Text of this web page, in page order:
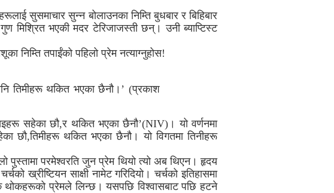
सुसमाचार सुन्न बोलाउनका निम्ति बुधबार र बिहिबार
मिश्रित भएकी मदर टेरिजाजस्ती छन्। उनी ब्याप्टिस्ट
निम्ति तपाईंको पहिलो प्रेम नत्याग्नुहोस!
तिमीहरू थकित भएका छैनौ।’ (प्रकाश
सहेका छौ,र थकित भएका छैनौ’(NIV)। यो वर्णनमा
छौ,तिमीहरू थकित भएका छैनौ। यो विगतमा तिनीहरू
पुस्तामा परमेश्वरति जुन प्रेम थियो त्यो अब थिएन। हृदय
ख्रीष्टियन साक्षी नामेट गरिदियो। चर्चको इतिहासमा
प्रेमले लिन्छ। यसपछि विश्वासबाट पछि हटने